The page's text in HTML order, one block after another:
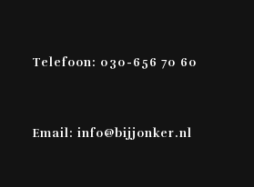
Telefoon: 030-656 70 60
Email: info@bijjonker.nl